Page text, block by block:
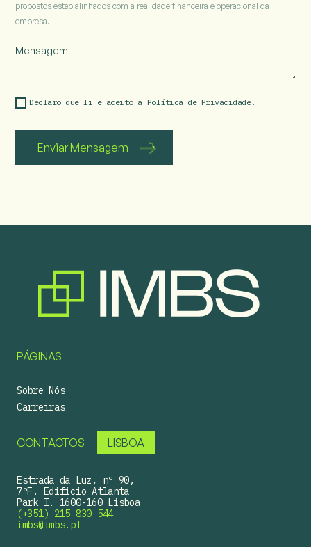
anual
empresa
propostos estão alinhados com a realidade financeira e operacional da
empresa.
Declaro que li e aceito a Política de Privacidade.
PÁGINAS
Sobre Nós
Carreiras
CONTACTOS LISBOA
Estrada da Luz, nº 90,
7ºF. Edificio Atlanta
Park I. 1600-160 Lisboa
(+351) 215 830 544
imbs@imbs.pt